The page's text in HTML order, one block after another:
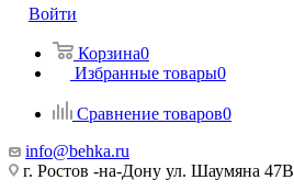
Войти
Корзина0
Избранные товары0
Сравнение товаров0
info@behka.ru
г. Ростов -на-Дону ул. Шаумяна 47В